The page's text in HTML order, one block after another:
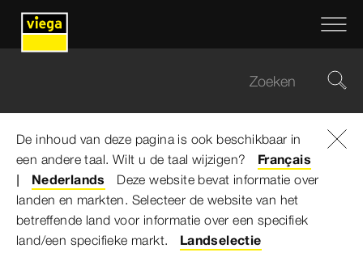
De inhoud van deze pagina is ook beschikbaar in
een andere taal. Wilt u de taal wijzigen?
Français
Nederlands
Deze website bevat informatie over
landen en markten. Selecteer de website van het
betreffende land voor informatie over een specifiek
land/een specifieke markt.
Landselectie
Viega Belgium ... Megapress
Megapress